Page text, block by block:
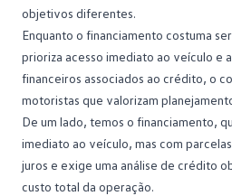
objetivos diferentes.
Enquanto o financiamento costuma
prioriza acesso imediato ao veículo e
financeiros associados ao crédito, o
motoristas que valorizam
De um lado, temos o financiamento,
imediato ao veículo, mas com
juros e exige uma análise de crédito
custo total da operação.